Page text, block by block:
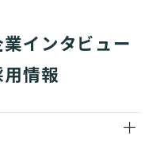
インタビュー
情報